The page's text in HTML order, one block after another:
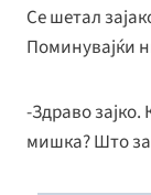
Се шетал
Поминувајќи
-Здраво зајко.
мишка? Што